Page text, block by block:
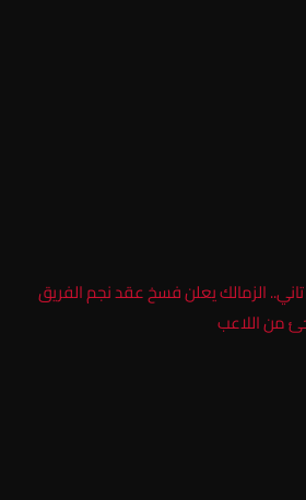
الزمالك يعلن فسخ عقد نجم الفريق
من اللاعب